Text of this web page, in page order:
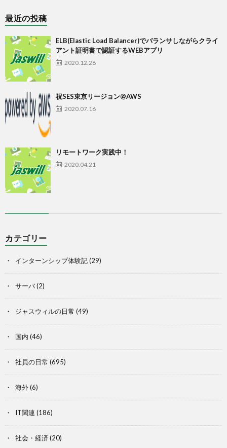
最近の投稿
ELB(Elastic Load Balancer)でバランサしながらクライ
アント証明書で認証するWEBアプリ
2020.12.28
祝SES東京リージョン@AWS
2020.07.16
リモートワーク実践中！
2020.04.21
カテゴリー
インターンシップ体験記(29)
サーバ(2)
ジャスウィルの日常 (49)
国内 (46)
社員の日常 (695)
海外(6)
IT関連 (186)
社会・経済 (20)